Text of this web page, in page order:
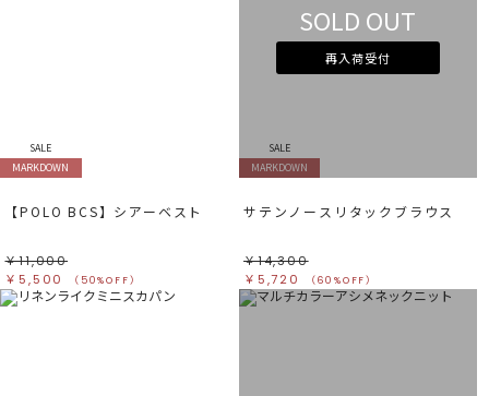
SALE
MARKDOWN
【POLO BCS】シアーベスト
￥11,000
￥5,500
（50%OFF）
SOLD OUT
再入荷受付
SALE
MARKDOWN
サテンノースリタックブラウス
￥14,300
￥5,720
（60%OFF）